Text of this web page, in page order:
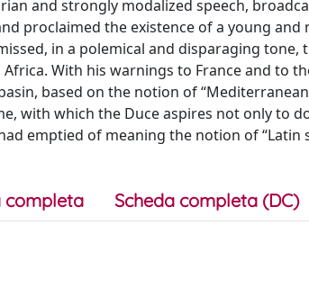
and strongly modalized speech,
proclaimed the existence of a young
in a polemical and disparaging
With his warnings to France and to
based on the notion of
with which the Duce aspires not only to
emptied of meaning the notion of “Latin
completa Scheda completa (DC)